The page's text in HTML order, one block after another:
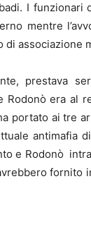
I funzionari
mentre
di associazione
prestava
Rodonò era al
portato ai tre
antimafia
e Rodonò
fornito